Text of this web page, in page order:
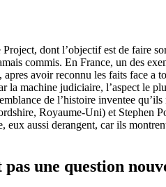
dont l’objectif est de faire
commis. En France, un des
avoir reconnu les faits face a
la machine judiciaire, l’aspect le
de l’histoire inventee
Royaume-Uni) et Stephen
aussi derangent, car ils
une question